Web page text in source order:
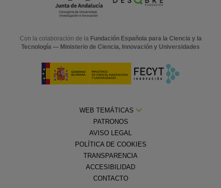
Con la colaboración de la Fundación Española para la Ciencia y la
Tecnología — Ministerio de Ciencia, Innovación y Universidades
WEB TEMÁTICAS
PATRONOS
AVISO LEGAL
POLÍTICA DE COOKIES
TRANSPARENCIA
ACCESIBILIDAD
CONTACTO